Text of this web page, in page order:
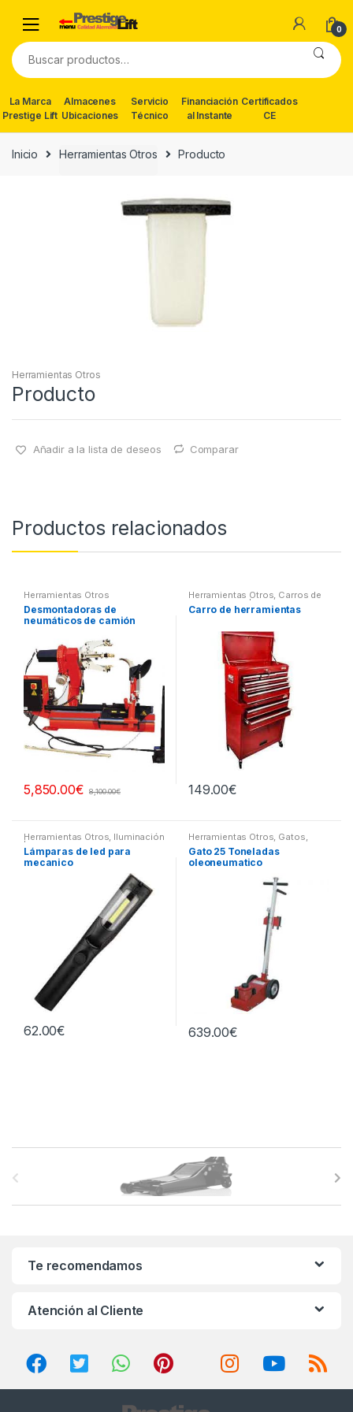
navigation
content
0
Buscar
por:
La Marca
Prestige Lift
Almacenes
Ubicaciones
Servicio
Técnico
Financiación
al Instante
Certificados
CE
Inicio Herramientas Otros Producto
Herramientas Otros
Producto
Añadir a la lista de deseos Comparar
Productos relacionados
Herramientas Otros
Desmontadoras de
neumáticos de camión
5,850.00€ 8,100.00€
Herramientas Otros, Carros de
Herramientas | Bancos
Carro de herramientas
149.00€
Herramientas Otros, Iluminación
| Linternas Led
Lámparas de led para
mecanico
62.00€
Herramientas Otros, Gatos,
Soportes y Hidraulica
Gato 25 Toneladas
oleoneumatico
639.00€
Te recomendamos
Atención al Cliente